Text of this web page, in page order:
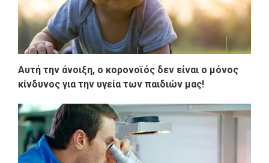
Αυτή την άνοιξη, ο κορονοϊός δεν είναι ο μόνος
κίνδυνος για την υγεία των παιδιών μας!